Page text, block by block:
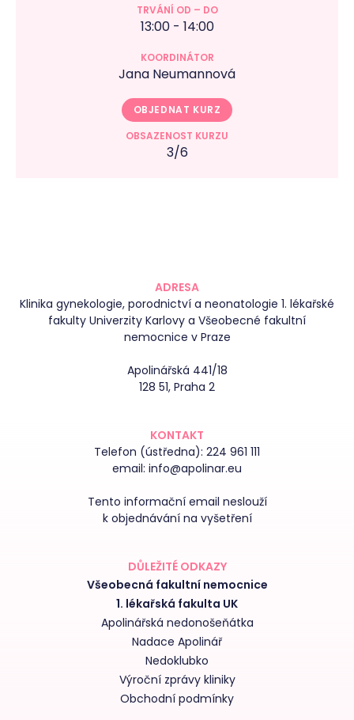
13:00 - 14:00
Jana Neumannová
OBJEDNAT KURZ
3/6
ADRESA
Klinika gynekologie, porodnictví a neonatologie 1. lékařské
fakulty Univerzity Karlovy a Všeobecné fakultní
nemocnice v Praze
Apolinářská 441/18
128 51, Praha 2
KONTAKT
Telefon (ústředna): 224 961 111
email: info@apolinar.eu
Tento informační email neslouží
k objednávání na vyšetření
DŮLEŽITÉ ODKAZY
Všeobecná fakultní nemocnice
1. lékařská fakulta UK
Apolinářská nedonošeňátka
Nadace Apolinář
Nedoklubko
Výroční zprávy kliniky
Obchodní podmínky